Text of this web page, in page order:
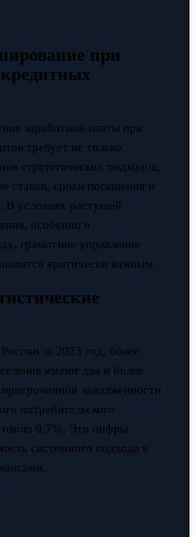
при
заработной платы при
требует не только
стратегических подходов,
ставки, сроки погашения и
В условиях растущей
особенно в
грамотное управление
критически важным.
за 2023 год, более
имеют два и более
задолженности
потребительского
около 9,7%. Эти цифры
системного подхода к